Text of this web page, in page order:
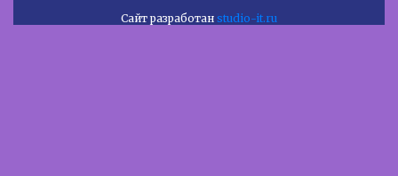
Сайт разработан studio-it.ru